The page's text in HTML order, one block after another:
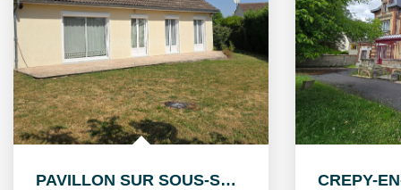
PAVILLON SUR SOUS-SOL TOTAL VIVABLE DE PLAIN PIED